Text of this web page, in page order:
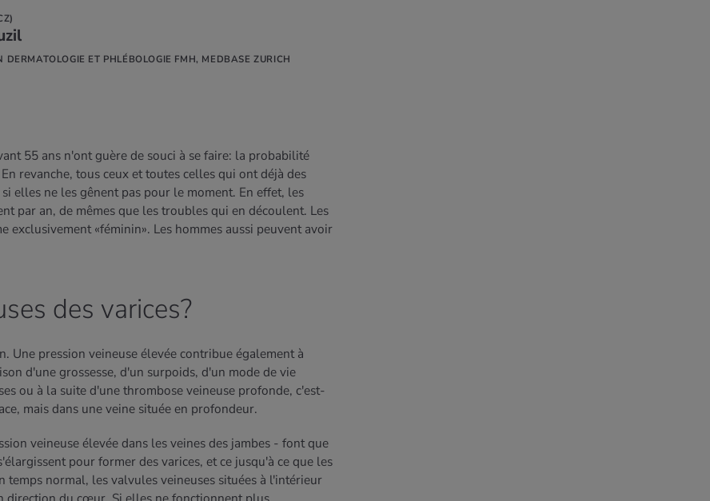
DERMATOLOGIE ET PHLÉBOLOGIE FMH, MEDBASE ZURICH
55 ans n'ont guère de souci à se faire: la probabilité
revanche, tous ceux et toutes celles qui ont déjà des
elles ne les gênent pas pour le moment. En effet, les
par an, de mêmes que les troubles qui en découlent. Les
exclusivement «féminin». Les hommes aussi peuvent avoir
des varices?
Une pression veineuse élevée contribue également à
d'une grossesse, d'un surpoids, d'un mode de vie
ou à la suite d'une thrombose veineuse profonde, c'est-
mais dans une veine située en profondeur.
veineuse élevée dans les veines des jambes - font que
pour former des varices, et ce jusqu'à ce que les
temps normal, les valvules veineuses situées à l'intérieur